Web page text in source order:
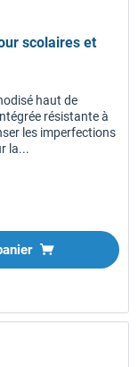
scolaires et
haut de
résistante à
les imperfections
la...